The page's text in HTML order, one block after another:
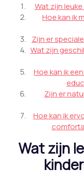
Wat zijn
Hoe kan ik
Zijn er
Wat zijn
Hoe kan ik
Zijn er
Hoe kan ik
Wat zijn